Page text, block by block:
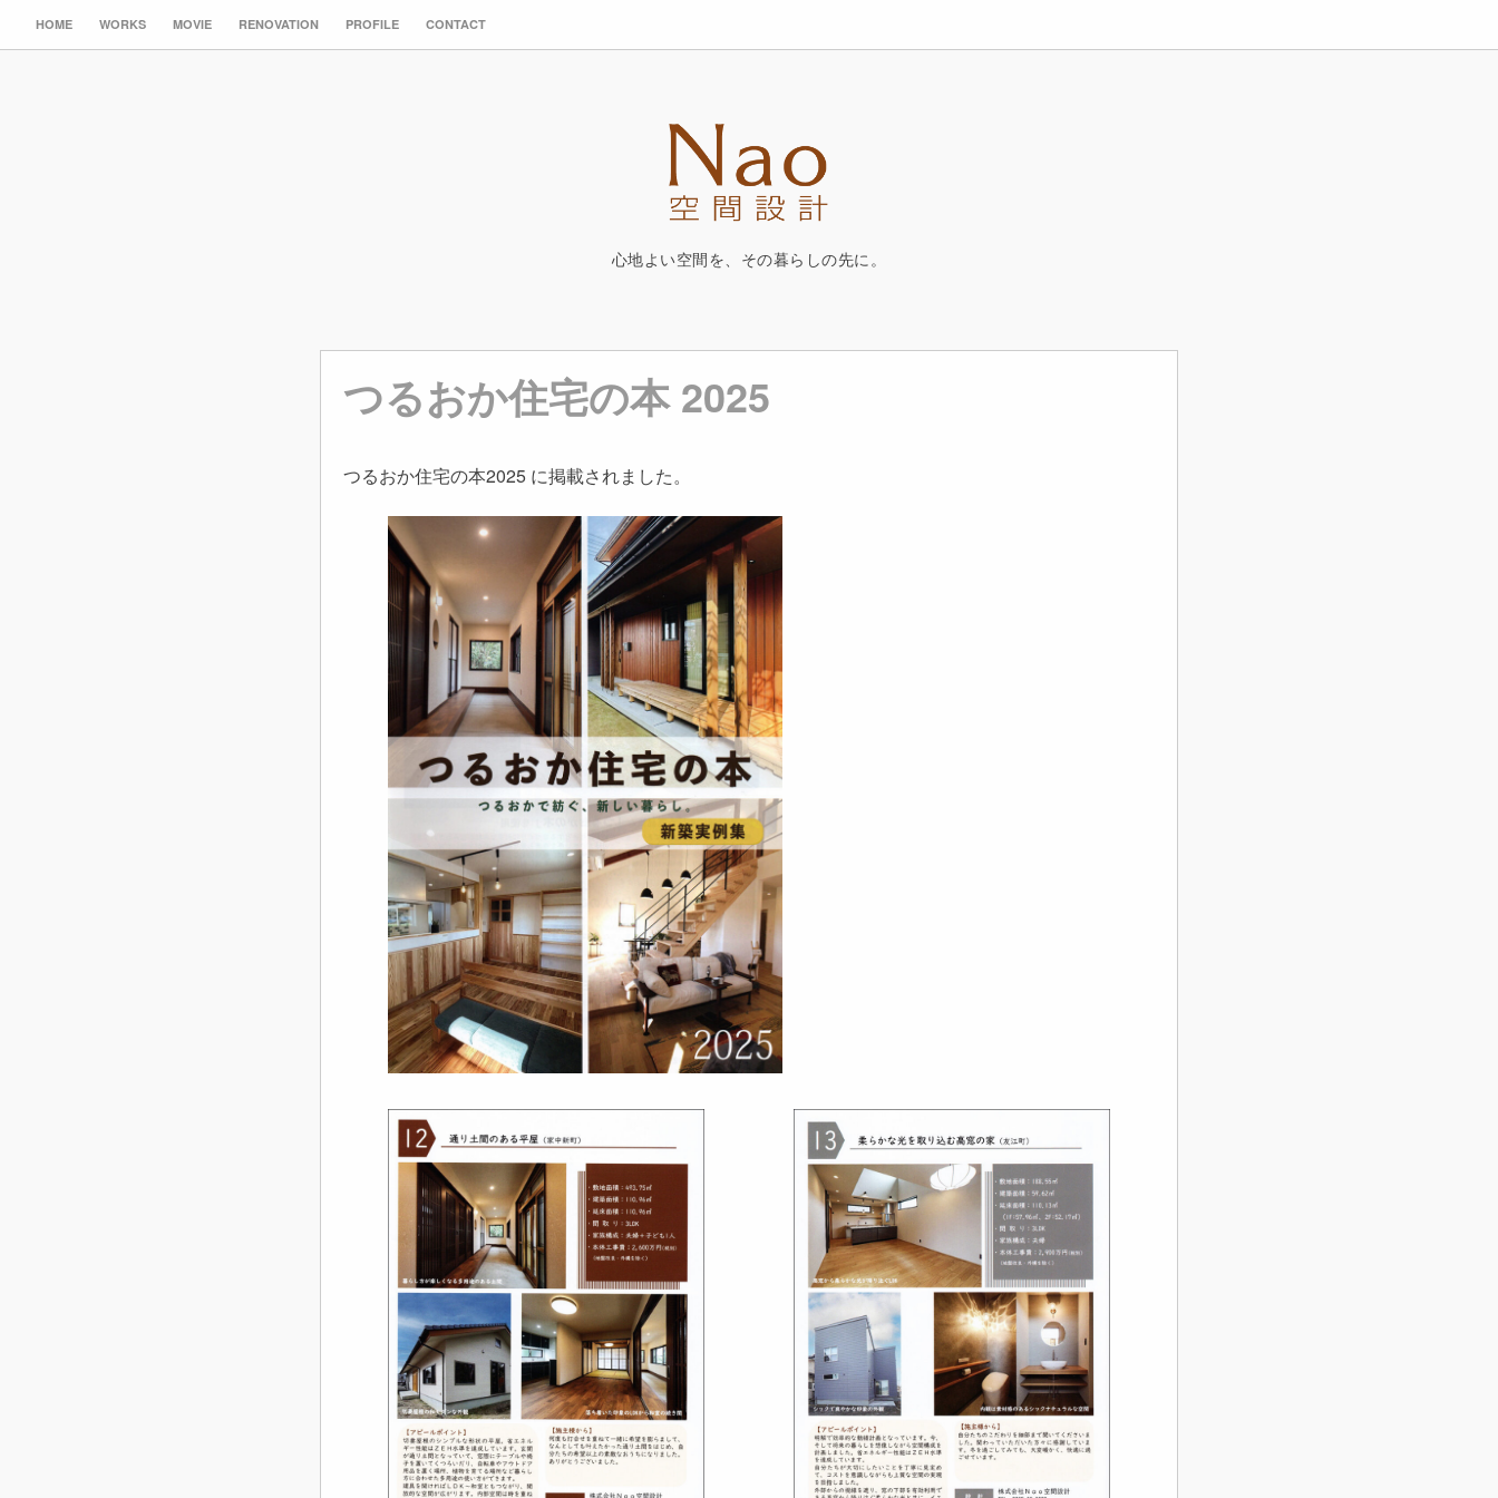
HOME WORKS MOVIE RENOVATION PROFILE CONTACT
心地よい空間を、その暮らしの先に。
つるおか住宅の本 2025
つるおか住宅の本2025 に掲載されました。